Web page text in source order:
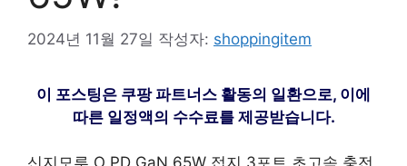
2024년 11월 27일 작성자: shoppingitem
이 포스팅은 쿠팡 파트너스 활동의 일환으로, 이에
따른 일정액의 수수료를 제공받습니다.
신지모루 O PD GaN 65W 접지 3포트 초고속 충전